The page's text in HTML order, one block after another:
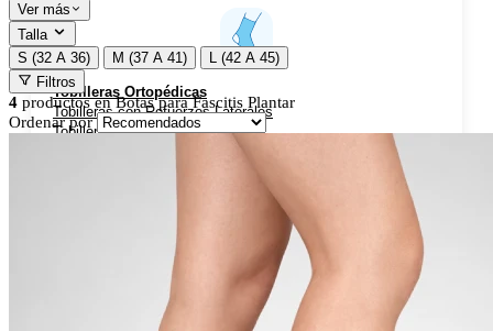
Tobilleras Ortopédicas
Tobilleras con Refuerzos Laterales
Tobilleras Deportivas
Ver más
Talla
S (32 A 36)
M (37 A 41)
L (42 A 45)
Filtros
4 productos enBotas para Fascitis Plantar
Ordenar por